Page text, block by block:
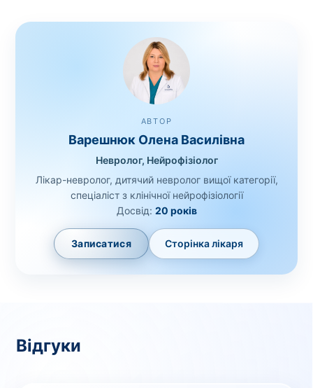
АВТОР
Варешнюк Олена Василівна
Невролог, Нейрофізіолог
Лікар-невролог, дитячий невролог вищої категорії,
спеціаліст з клінічної нейрофізіології
Досвід: 20 років
Записатися Сторінка лікаря
Відгуки